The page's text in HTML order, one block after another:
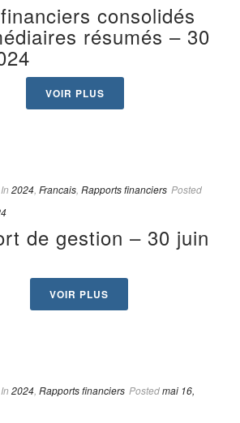
consolidés
résumés – 30
VOIR PLUS
In 2024 Francais Rapports financiers Posted
de gestion – 30 juin
VOIR PLUS
In 2024 Rapports financiers Postedmai 16,